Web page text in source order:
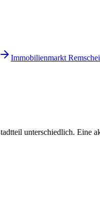
Immobilienmarkt
unterschiedlich. Eine